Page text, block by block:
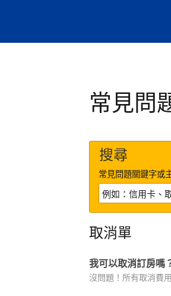
常見問
搜尋
常見問題關鍵字或
取消單
我可以取消訂房嗎
沒問題！所有取消費